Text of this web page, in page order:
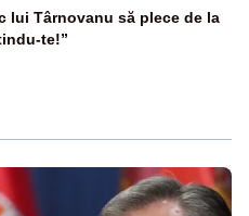
lui Târnovanu să plece de la
te!”